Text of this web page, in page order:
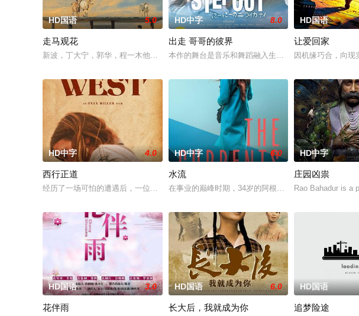
HD国语 5.0
走马观花
新波，丁大宁，郭华，程一木他们毕业于同一所大学。他们和很多年轻人一样，自以为是，
HD中字 8.0
出走 哥哥的彼界
本作的舞台是音乐和舞蹈融入生活的冲绳。与母亲朱音
HD国语
让爱回家
因机缘巧合，向现
HD中字 4.0
西行正道
经历了一场可怕的遭遇后，一位小镇女子向疏远的哥哥借了钱，独自一人踏上穿越西德克萨
HD中字 6.0
水流
在事业的巅峰时期，34岁的阿根廷造型师丽娜在瑞士的
HD中字
庄园凶祟
Rao Bahadur is a
HD国语 3.0
花伴雨
HD国语 6.0
长大后，我就成为你
HD国语
追梦险途